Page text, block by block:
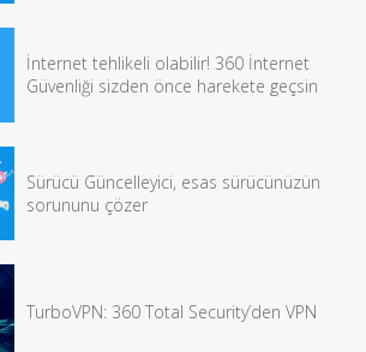
İnternet tehlikeli olabilir! 360 İnternet
Güvenliği sizden önce harekete geçsin
Sürücü Güncelleyici, esas sürücünüzün
sorununu çözer
TurboVPN: 360 Total Security’den VPN